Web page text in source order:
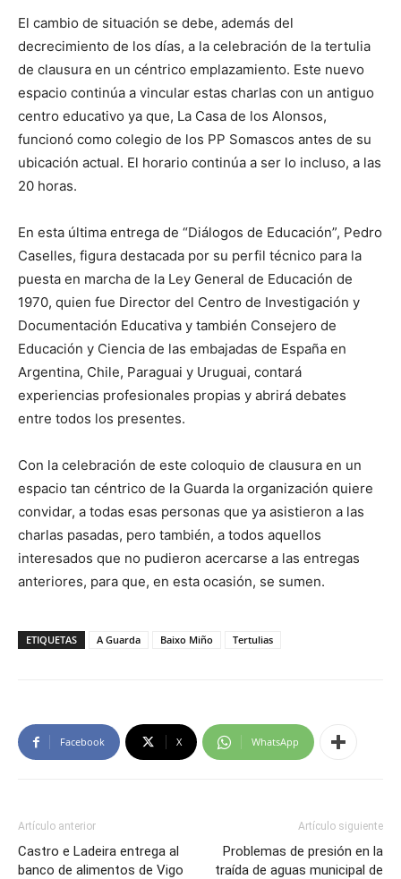
El cambio de situación se debe, además del
decrecimiento de los días, a la celebración de la tertulia
de clausura en un céntrico emplazamiento. Este nuevo
espacio continúa a vincular estas charlas con un antiguo
centro educativo ya que, La Casa de los Alonsos,
funcionó como colegio de los PP Somascos antes de su
ubicación actual. El horario continúa a ser lo incluso, a las
20 horas.
En esta última entrega de “Diálogos de Educación”, Pedro
Caselles, figura destacada por su perfil técnico para la
puesta en marcha de la Ley General de Educación de
1970, quien fue Director del Centro de Investigación y
Documentación Educativa y también Consejero de
Educación y Ciencia de las embajadas de España en
Argentina, Chile, Paraguai y Uruguai, contará
experiencias profesionales propias y abrirá debates
entre todos los presentes.
Con la celebración de este coloquio de clausura en un
espacio tan céntrico de la Guarda la organización quiere
convidar, a todas esas personas que ya asistieron a las
charlas pasadas, pero también, a todos aquellos
interesados que no pudieron acercarse a las entregas
anteriores, para que, en esta ocasión, se sumen.
ETIQUETAS A Guarda Baixo Miño Tertulias
Facebook X WhatsApp
Artículo anterior
Castro e Ladeira entrega al
banco de alimentos de Vigo
Artículo siguiente
Problemas de presión en la
traída de aguas municipal de